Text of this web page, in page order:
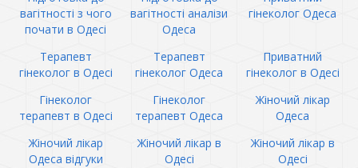
вагітності з чого
почати в Одесі
вагітності аналізи
Одеса
гінеколог Одеса
Терапевт
гінеколог в Одесі
Терапевт
гінеколог Одеса
Приватний
гінеколог в Одесі
Гінеколог
терапевт в Одесі
Гінеколог
терапевт Одеса
Жіночий лікар
Одеса
Жіночий лікар
Одеса відгуки
Жіночий лікар в
Одесі
Жіночий лікар в
Одесі